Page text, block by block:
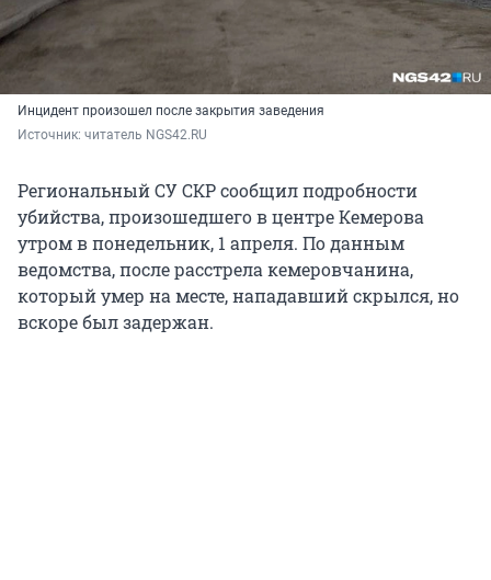
Инцидент произошел после закрытия заведения
Источник: читатель NGS42.RU
Региональный СУ СКР сообщил подробности
убийства, произошедшего в центре Кемерова
утром в понедельник, 1 апреля. По данным
ведомства, после расстрела кемеровчанина,
который умер на месте, нападавший скрылся, но
вскоре был задержан.